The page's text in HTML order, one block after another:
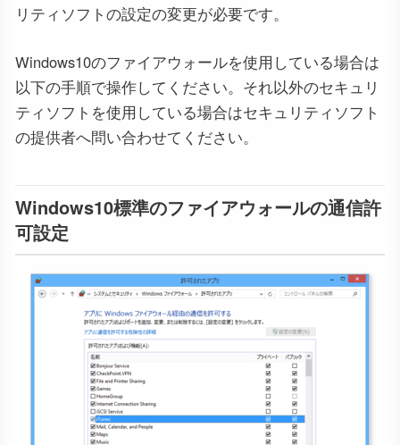
リティソフトの設定の変更が必要です。
Windows10のファイアウォールを使用している場合は
以下の手順で操作してください。それ以外のセキュリ
ティソフトを使用している場合はセキュリティソフト
の提供者へ問い合わせてください。
Windows10標準のファイアウォールの通信許
可設定